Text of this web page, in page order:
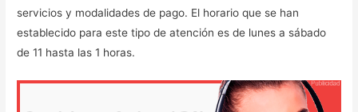
servicios y modalidades de pago. El horario que se han
establecido para este tipo de atención es de lunes a sábado
de 11 hasta las 1 horas.